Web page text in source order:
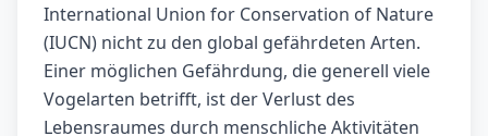
International Union for Conservation of Nature
(IUCN) nicht zu den global gefährdeten Arten.
Einer möglichen Gefährdung, die generell viele
Vogelarten betrifft, ist der Verlust des
Lebensraumes durch menschliche Aktivitäten